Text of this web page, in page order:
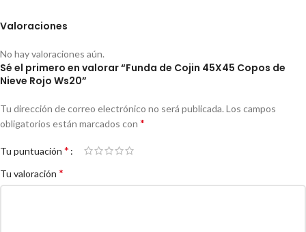
Valoraciones
No hay valoraciones aún.
Sé el primero en valorar “Funda de Cojin 45X45 Copos de
Nieve Rojo Ws20”
Tu dirección de correo electrónico no será publicada. Los campos
obligatorios están marcados con *
Tu puntuación *
Tu valoración *